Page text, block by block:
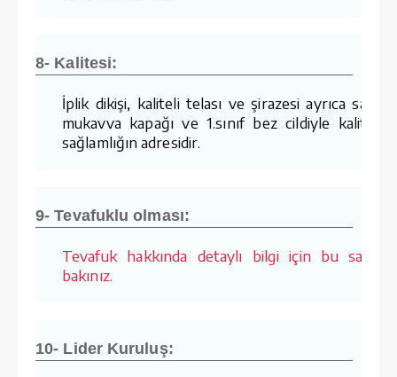
8- Kalitesi:
İplik dikişi, kaliteli telası ve şirazesi ayrıca
mukavva kapağı ve 1.sınıf bez cildiyle kalite
sağlamlığın adresidir.
9- Tevafuklu olması:
Tevafuk hakkında detaylı bilgi için bu
bakınız.
10- Lider Kuruluş: